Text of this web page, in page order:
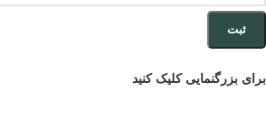
ثبت
برای بزرگنمایی کلیک کنید